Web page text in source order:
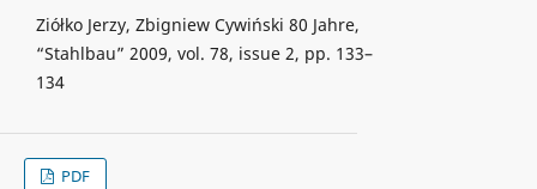
Ziółko Jerzy, Zbigniew Cywiński 80 Jahre,
“Stahlbau” 2009, vol. 78, issue 2, pp. 133–
134
PDF